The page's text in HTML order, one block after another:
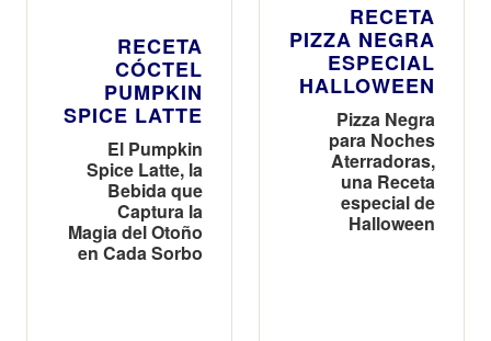
RECETA
CÓCTEL
PUMPKIN
SPICE LATTE
El Pumpkin
Spice Latte, la
Bebida que
Captura la
Magia del Otoño
en Cada Sorbo
RECETA
PIZZA NEGRA
ESPECIAL
HALLOWEEN
Pizza Negra
para Noches
Aterradoras,
una Receta
especial de
Halloween